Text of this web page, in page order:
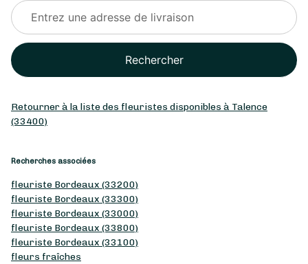
Rechercher
Retourner à la liste des fleuristes disponibles à Talence
(33400)
Recherches associées
fleuriste Bordeaux (33200)
fleuriste Bordeaux (33300)
fleuriste Bordeaux (33000)
fleuriste Bordeaux (33800)
fleuriste Bordeaux (33100)
fleurs fraîches